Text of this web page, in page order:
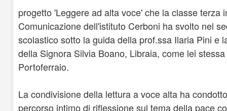
progetto 'Leggere ad alta voce' che la classe terza
Comunicazione dell'istituto Cerboni ha svolto nel
scolastico sotto la guida della prof.ssa Ilaria Pini e
della Signora Silvia Boano, Libraia, come lei
Portoferraio.
La condivisione della lettura a voce alta ha
percorso intimo di riflessione sul tema della pace